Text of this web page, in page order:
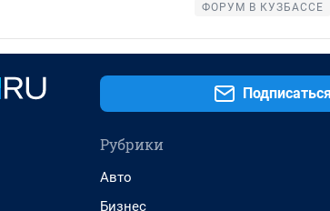
ФОРУМ В КУЗБАССЕ
Рубрики
Авто
Бизнес